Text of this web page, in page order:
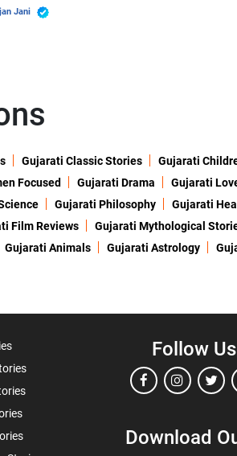
Jani
Gujarati Classic Stories
Gujarati
Focused Gujarati Drama
Gujarati
Gujarati Philosophy
Gujarati
Film Reviews
Gujarati Mythological
Gujarati Animals Gujarati Astrology
Follow
Download